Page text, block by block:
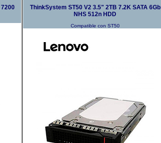
7200
ThinkSystem ST50 V2 3.5" 2TB 7.2K SATA 6Gb
NHS 512n HDD
Compatible con ST50